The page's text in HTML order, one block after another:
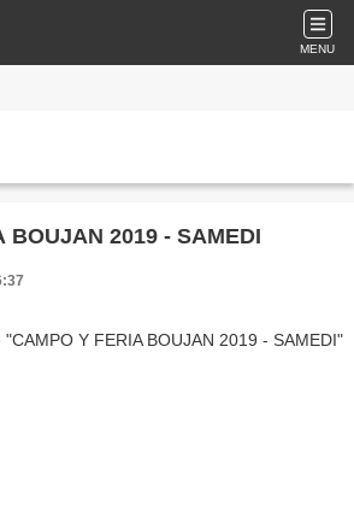
MENU
BOUJAN 2019 - SAMEDI